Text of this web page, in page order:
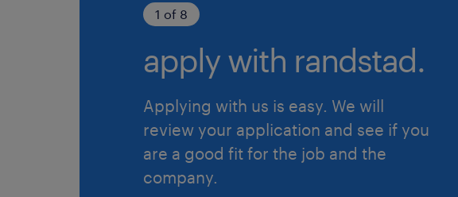
1 of 8
apply with randstad.
Applying with us is easy. We will
review your application and see if you
are a good fit for the job and the
company.